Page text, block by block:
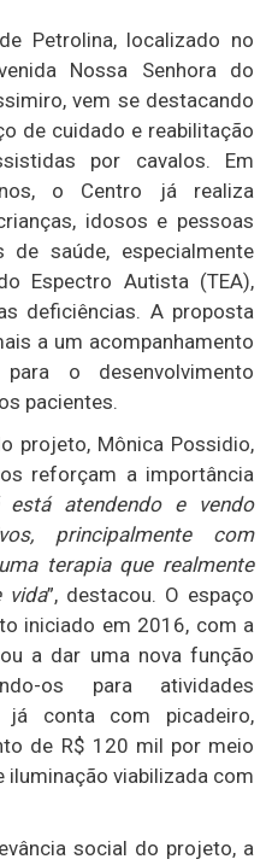
Petrolina, localizado no
Nossa Senhora do
vem se destacando
de cuidado e reabilitação
por cavalos. Em
o Centro já realiza
idosos e pessoas
saúde, especialmente
Espectro Autista (TEA),
deficiências. A proposta
a um acompanhamento
o desenvolvimento
pacientes.
projeto, Mônica Possidio,
reforçam a importância
atendendo e vendo
principalmente com
terapia que realmente
vida”, destacou. O espaço
iniciado em 2016, com a
a dar uma nova função
os para atividades
já conta com picadeiro,
de R$ 120 mil por meio
iluminação viabilizada com
social do projeto, a